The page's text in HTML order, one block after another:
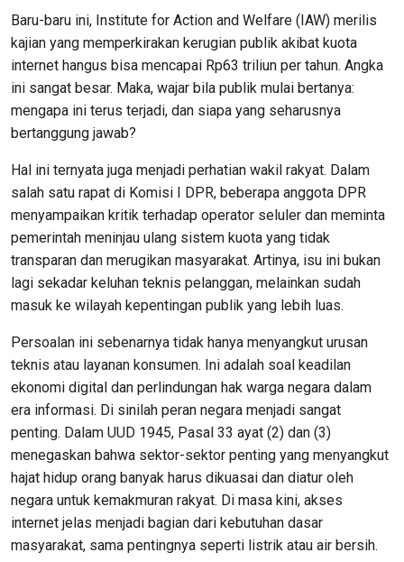
Baru-baru ini, Institute for Action and Welfare (IAW) merilis
kajian yang memperkirakan kerugian publik akibat kuota
internet hangus bisa mencapai Rp63 triliun per tahun. Angka
ini sangat besar. Maka, wajar bila publik mulai bertanya:
mengapa ini terus terjadi, dan siapa yang seharusnya
bertanggung jawab?
Hal ini ternyata juga menjadi perhatian wakil rakyat. Dalam
salah satu rapat di Komisi I DPR, beberapa anggota DPR
menyampaikan kritik terhadap operator seluler dan meminta
pemerintah meninjau ulang sistem kuota yang tidak
transparan dan merugikan masyarakat. Artinya, isu ini bukan
lagi sekadar keluhan teknis pelanggan, melainkan sudah
masuk ke wilayah kepentingan publik yang lebih luas.
Persoalan ini sebenarnya tidak hanya menyangkut urusan
teknis atau layanan konsumen. Ini adalah soal keadilan
ekonomi digital dan perlindungan hak warga negara dalam
era informasi. Di sinilah peran negara menjadi sangat
penting. Dalam UUD 1945, Pasal 33 ayat (2) dan (3)
menegaskan bahwa sektor-sektor penting yang menyangkut
hajat hidup orang banyak harus dikuasai dan diatur oleh
negara untuk kemakmuran rakyat. Di masa kini, akses
internet jelas menjadi bagian dari kebutuhan dasar
masyarakat, sama pentingnya seperti listrik atau air bersih.